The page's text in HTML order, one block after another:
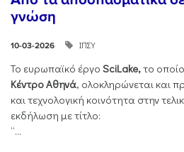
γνώση
10-03-2026 ΙΠΣΥ
Το ευρωπαϊκό έργο SciLake,το
Κέντρο Αθηνά, ολοκληρώνεται και
και τεχνολογική κοινότητα στην
εκδήλωση με τίτλο:
“...